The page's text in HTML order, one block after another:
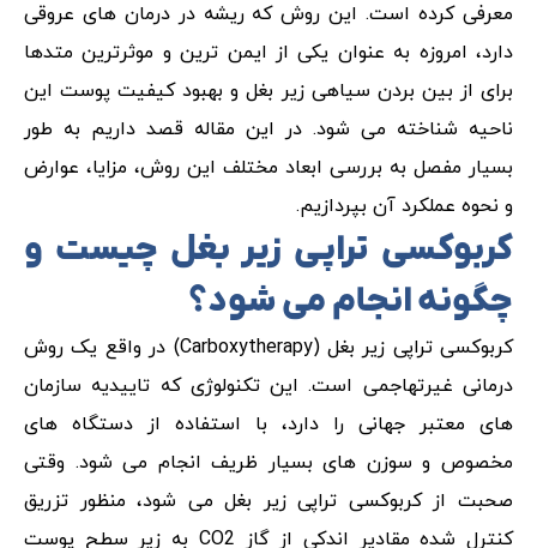
معرفی کرده است. این روش که ریشه در درمان های عروقی
دارد، امروزه به عنوان یکی از ایمن ترین و موثرترین متدها
برای از بین بردن سیاهی زیر بغل و بهبود کیفیت پوست این
ناحیه شناخته می شود. در این مقاله قصد داریم به طور
بسیار مفصل به بررسی ابعاد مختلف این روش، مزایا، عوارض
و نحوه عملکرد آن بپردازیم.
کربوکسی تراپی زیر بغل چیست و
چگونه انجام می شود؟
کربوکسی تراپی زیر بغل (Carboxytherapy) در واقع یک روش
درمانی غیرتهاجمی است. این تکنولوژی که تاییدیه سازمان
های معتبر جهانی را دارد، با استفاده از دستگاه های
مخصوص و سوزن های بسیار ظریف انجام می شود. وقتی
صحبت از کربوکسی تراپی زیر بغل می شود، منظور تزریق
کنترل شده مقادیر اندکی از گاز CO2 به زیر سطح پوست